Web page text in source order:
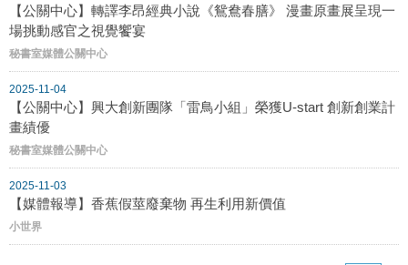
【公關中心】轉譯李昂經典小說《鴛鴦春膳》 漫畫原畫展呈現一
場挑動感官之視覺饗宴
秘書室媒體公關中心
2025-11-04
【公關中心】興大創新團隊「雷鳥小組」榮獲U-start 創新創業計
畫績優
秘書室媒體公關中心
2025-11-03
【媒體報導】香蕉假莖廢棄物 再生利用新價值
小世界